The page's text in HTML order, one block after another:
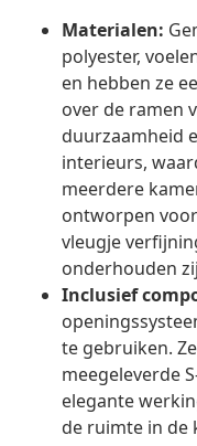
Materialen:
polyester,
en hebben ze
over de ramen
duurzaamheid
interieurs,
meerdere
ontworpen
vleugje
onderhouden
Inclusief
te gebruiken.
meegeleverde
elegante
de ruimte in de